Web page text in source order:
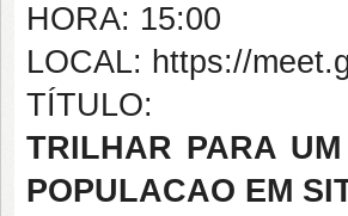
HORA: 15:00
LOCAL: https://
TÍTULO:
TRILHAR PARA
POPULACAO EM